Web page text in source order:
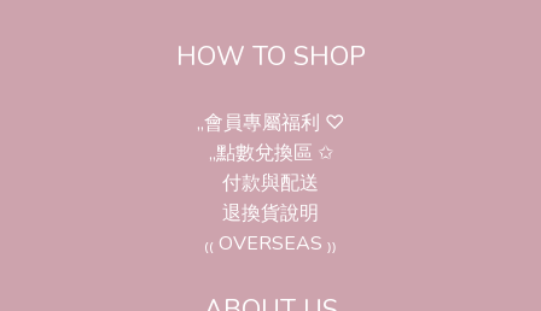
HOW TO SHOP
,,會員專屬福利 ♡
,,點數兌換區 ✩
付款與配送
退換貨說明
₍₍ OVERSEAS ₎₎